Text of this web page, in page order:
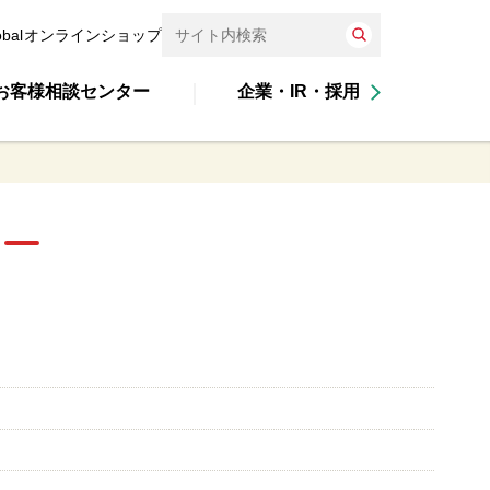
オンラインショップ
客様相談センター 企業・IR・採用